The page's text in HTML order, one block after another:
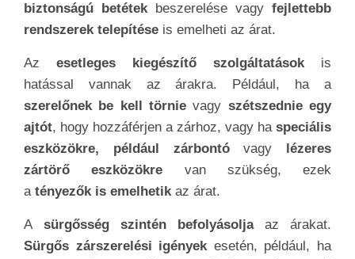
biztonságú betétekbeszerelése vagy fejlettebb
rendszerek telepítése is emelheti az árat.
Az esetleges kiegészítő szolgáltatások is
hatással vannak az árakra. Például, ha a
szerelőnek be kell törnievagy szétszednie egy
ajtót, hogy hozzáférjen a zárhoz, vagy ha speciális
eszközökre, például zárbontóvagy lézeres
zártörő eszközökre van szükség, ezek
atényezők is emelhetikaz árat.
A sürgősség szintén befolyásoljaaz árakat.
Sürgős zárszerelési igényekesetén, például, ha